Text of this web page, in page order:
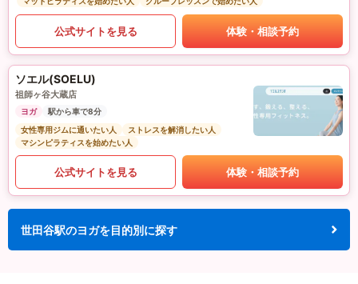
公式サイトを見る 体験・相談予約
ソエル(SOELU)
祖師ヶ谷大蔵店
ヨガ
駅から車で8分
女性専用ジムに通いたい人
ストレスを解消したい人
マシンピラティスを始めたい人
公式サイトを見る 体験・相談予約
世田谷駅のヨガを目的別に探す